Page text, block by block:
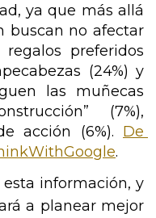
ya que más allá
buscan no afectar
preferidos
(24%) y
las muñecas
(7%),
acción (6%). De
.
información, y
a planear mejor